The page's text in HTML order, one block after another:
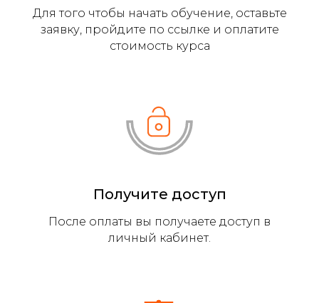
Для того чтобы начать обучение, оставьте
заявку, пройдите по ссылке и оплатите
стоимость курса
Получите доступ
После оплаты вы получаете доступ в
личный кабинет.